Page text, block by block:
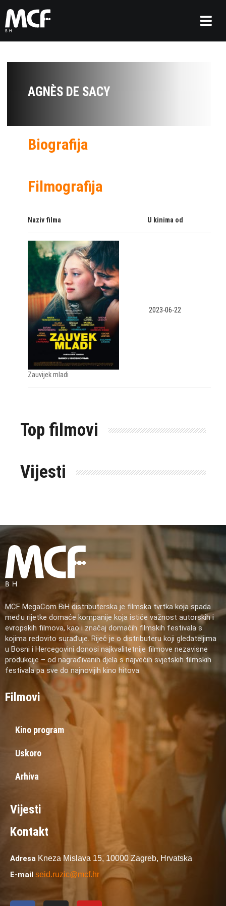
AGNÈS DE SACY
Biografija
Filmografija
Naziv filma U kinima od
Zauvijek mladi
2023-06-22
Top filmovi
Vijesti
MCF MegaCom BiH distributerska je filmska tvrtka koja spada
među rijetke domaće kompanije koja ističe važnost autorskih i
evropskih filmova, kao i značaj domaćih filmskih festivala s
kojima redovito surađuje. Riječ je o distributeru koji gledateljima
u Bosni i Hercegovini donosi najkvalitetnije filmove nezavisne
produkcije – od nagrađivanih djela s najvećih svjetskih filmskih
festivala pa sve do najnovijih kino hitova.
Filmovi
Kino program
Uskoro
Arhiva
Vijesti
Kontakt
Adresa Kneza Mislava 15, 10000 Zagreb, Hrvatska
E-mail seid.ruzic@mcf.hr